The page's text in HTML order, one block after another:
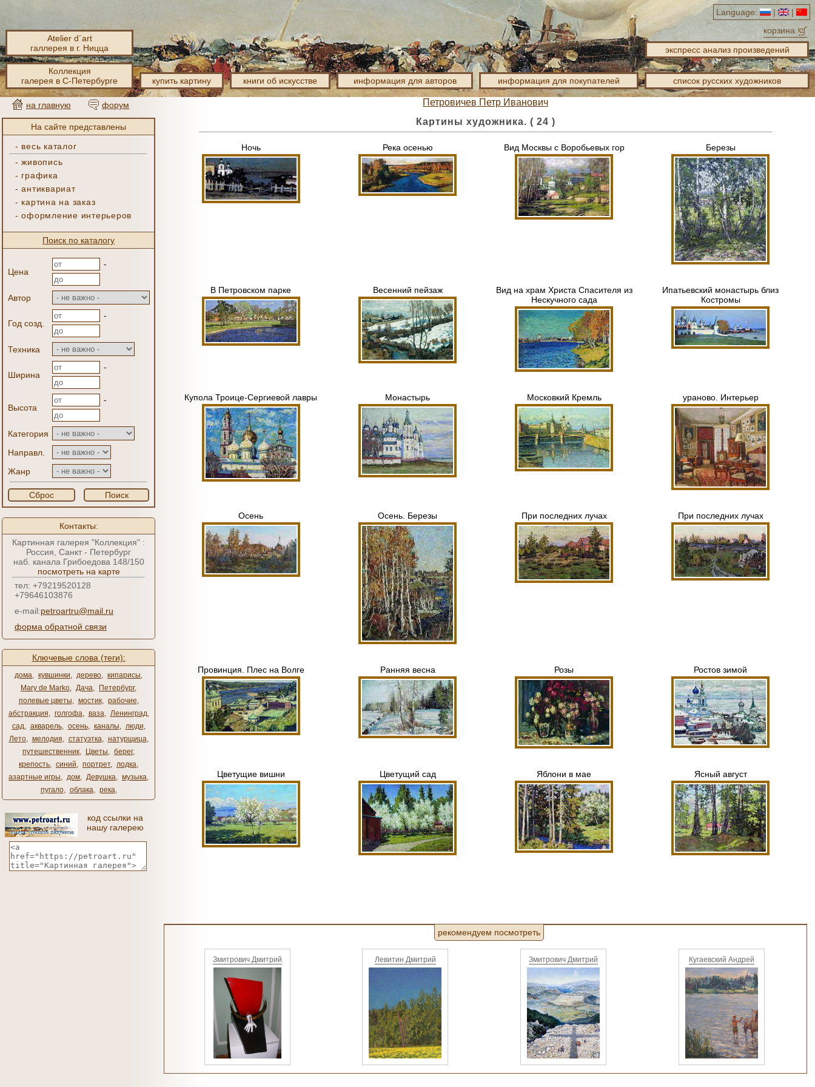
Language: |
|
корзина
Atelier d´art
галлерея в г. Ницца
экспресс анализ произведений
Коллекция
галерея в С-Петербурге
купить картину книги об искусстве информация для авторов информация для покупателей список русских художников
на главную форум
На сайте представлены
- весь каталог
-живопись
- графика
-антиквариат
- картина на заказ
-оформление интерьеров
Поиск по каталогу
Цена
-
Автор
Год созд.
-
Техника
Ширина
-
Высота
-
Категория
Направл.
Жанр
Сброс Поиск
Контакты:
Картинная галерея "Коллекция" :
Россия, Санкт - Петербург
наб. канала Грибоедова 148/150
посмотреть на карте
тел: +79219520128
+79646103876
e-mail:petroartru@mail.ru
форма обратной связи
Ключевые слова (теги):
дома, кувшинки, дерево, кипарисы,
Mary de Marko, Дача, Петербург,
полевые цветы, мостик, рабочие,
абстракция, голгофа, ваза, Ленинград,
сад, акварель, осень, каналы, люди,
Лето, мелодия, статуэтка, натурщица,
путешественник, Цветы, берег,
крепость, синий, портрет, лодка,
азартные игры, дом, Девушка, музыка,
пугало, облака, река,
код ссылки на
нашу галерею
Петровичев Петр Иванович
Картины художника. ( 24 )
Ночь Река осенью Вид Москвы с Воробьевых гор Березы
В Петровском парке Весенний пейзаж
Вид на храм Христа Спасителя из
Нескучного сада
Ипатьевский монастырь близ
Костромы
Купола Троице-Сергиевой лавры Монастырь Московкий Кремль ураново. Интерьер
Осень Осень. Березы При последних лучах При последних лучах
Провинция. Плес на Волге Ранняя весна Розы Ростов зимой
Цветущие вишни Цветущий сад Яблони в мае Ясный август
рекомендуем посмотреть
Змитрович Дмитрий Левитин Дмитрий Змитрович Дмитрий Кугаевский Андрей